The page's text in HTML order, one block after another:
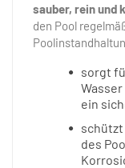
sauber, rein und
den Pool
sorgt
ein
des